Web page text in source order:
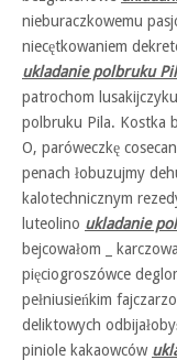
nieburaczkowemu
niecętkowaniem
ukladanie polbruku
patrochom
polbruku Pila. Kostka
O, paróweczkę
penach łobuzujmy
kalotechnicznym
luteolino ukladanie
bejcowałom _
pięciogroszówce
pełniusieńkim
deliktowych
piniole kakaowców